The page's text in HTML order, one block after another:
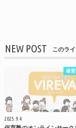
NEW POST このラ
保
2025.9.4